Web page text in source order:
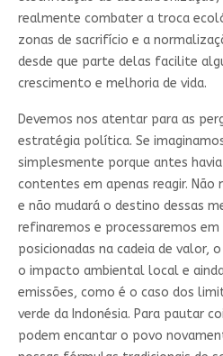
realmente combater a troca
zonas de sacrifício e a
desde que parte delas facilite
crescimento e melhoria de vida.
Devemos nos atentar para as
estratégia política. Se
simplesmente porque antes
contentes em apenas reagir. Não
e não mudará o destino dessas
refinaremos e processaremos em
posicionadas na cadeia de valor,
o impacto ambiental local e
emissões, como é o caso dos
verde da Indonésia. Para pautar
podem encantar o povo